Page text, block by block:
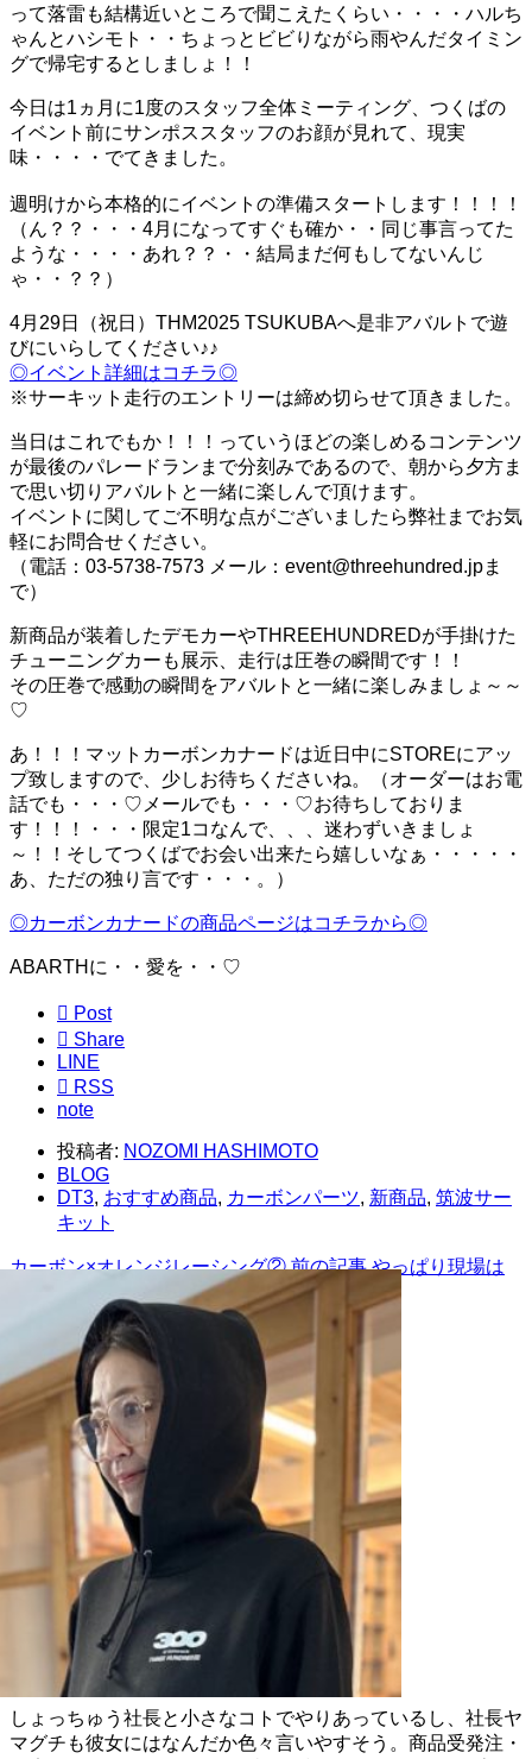
って落雷も結構近いところで聞こえたくらい・・・・ハルち
ゃんとハシモト・・ちょっとビビりながら雨やんだタイミン
グで帰宅するとしましょ！！
今日は1ヵ月に1度のスタッフ全体ミーティング、つくばの
イベント前にサンポススタッフのお顔が見れて、現実
味・・・・でてきました。
週明けから本格的にイベントの準備スタートします！！！！
（ん？？・・・4月になってすぐも確か・・同じ事言ってた
ような・・・・あれ？？・・結局まだ何もしてないんじ
ゃ・・？？）
4月29日（祝日）THM2025 TSUKUBAへ是非アバルトで遊
びにいらしてください♪♪
◎イベント詳細はコチラ◎
※サーキット走行のエントリーは締め切らせて頂きました。
当日はこれでもか！！！っていうほどの楽しめるコンテンツ
が最後のパレードランまで分刻みであるので、朝から夕方ま
で思い切りアバルトと一緒に楽しんで頂けます。
イベントに関してご不明な点がございましたら弊社までお気
軽にお問合せください。
（電話：03-5738-7573 メール：event@threehundred.jpま
で）
新商品が装着したデモカーやTHREEHUNDREDが手掛けた
チューニングカーも展示、走行は圧巻の瞬間です！！
その圧巻で感動の瞬間をアバルトと一緒に楽しみましょ～～
♡
あ！！！マットカーボンカナードは近日中にSTOREにアッ
プ致しますので、少しお待ちくださいね。（オーダーはお電
話でも・・・♡メールでも・・・♡お待ちしておりま
す！！！・・・限定1コなんで、、、迷わずいきましょ
～！！そしてつくばでお会い出来たら嬉しいなぁ・・・・・
あ、ただの独り言です・・・。）
◎カーボンカナードの商品ページはコチラから◎
ABARTHに・・愛を・・♡
 Post
 Share
LINE
 RSS
note
投稿者: NOZOMI HASHIMOTO
BLOG
DT3, おすすめ商品, カーボンパーツ, 新商品, 筑波サー
キット
カーボン×オレンジレーシング② 前の記事 やっぱり現場は
NOZOMI HASHIMOTO
しょっちゅう社長と小さなコトでやりあっているし、社長ヤ
マグチも彼女にはなんだか色々言いやすそう。商品受発注・